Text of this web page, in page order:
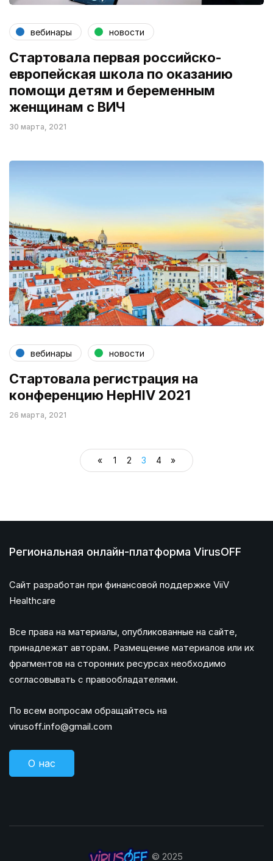
вебинары новости
Стартовала первая российско-
европейская школа по оказанию
помощи детям и беременным
женщинам с ВИЧ
30 марта, 2021
вебинары новости
Стартовала регистрация на
конференцию HepHIV 2021
26 марта, 2021
« 1 2 3 4 »
Региональная онлайн-платформа VirusOFF
Сайт разработан при финансовой поддержке ViiV
Healthcare
Все права на материалы, опубликованные на сайте,
принадлежат авторам. Размещение материалов или их
фрагментов на сторонних ресурсах необходимо
согласовывать с правообладателями.
По всем вопросам обращайтесь на
virusoff.info@gmail.com
О нас
© 2025